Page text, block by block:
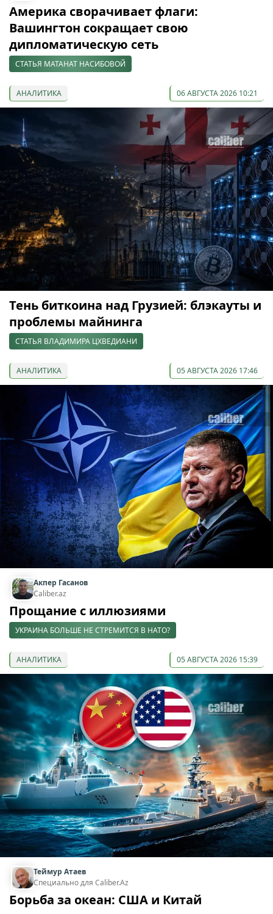
Америка сворачивает флаги:
Вашингтон сокращает свою
дипломатическую сеть
СТАТЬЯ МАТАНАТ НАСИБОВОЙ
АНАЛИТИКА 06 АВГУСТА 2026 10:21
Тень биткоина над Грузией: блэкауты и
проблемы майнинга
СТАТЬЯ ВЛАДИМИРА ЦХВЕДИАНИ
АНАЛИТИКА 05 АВГУСТА 2026 17:46
Акпер Гасанов
Caliber.az
Прощание с иллюзиями
УКРАИНА БОЛЬШЕ НЕ СТРЕМИТСЯ В НАТО?
АНАЛИТИКА 05 АВГУСТА 2026 15:39
Теймур Атаев
Специально для Caliber.Az
Борьба за океан: США и Китай